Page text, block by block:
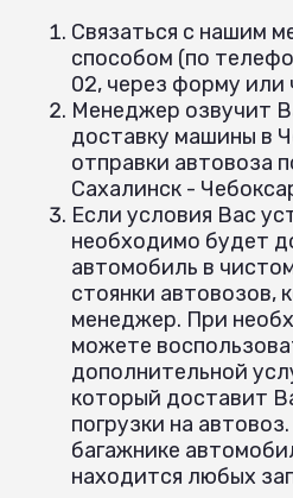
Связаться с нашим
способом (по
02, через форму или
Менеджер озвучит
доставку машины в
отправки автовоза
Сахалинск -
Если условия Вас
необходимо будет
автомобиль в
стоянки автовозов,
менеджер. При
можете
дополнительной
который доставит
погрузки на
багажнике
находится любых